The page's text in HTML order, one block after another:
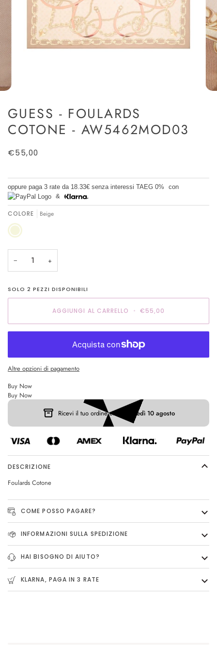
GUESS - FOULARDS
COTONE - AW5462MOD03
€55,00
oppure paga 3 rate da 18.33€ senza interessi TAEG 0%
con
&
COLORE Beige
Beige
− +
SOLO2 PEZZI DISPONIBILI
AGGIUNGI AL CARRELLO • €55,00
Altre opzioni di pagamento
Buy Now
Buy Now
Ricevi il tuo ordine entro:
Lunedì 10 agosto
DESCRIZIONE
Foulards Cotone
COME POSSO PAGARE?
INFORMAZIONI SULLA SPEDIZIONE
HAI BISOGNO DI AIUTO?
KLARNA, PAGA IN 3 RATE